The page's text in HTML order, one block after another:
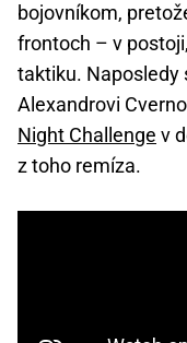
bojovníkom,
frontoch – v
taktiku. Naposledy
Alexandrovi
Night Challenge v
z toho remíza.